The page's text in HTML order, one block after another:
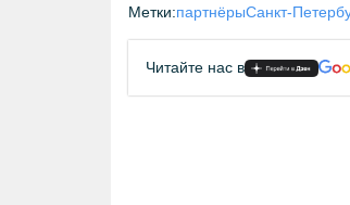
Метки:партнёрыСанкт-
Читайте нас в